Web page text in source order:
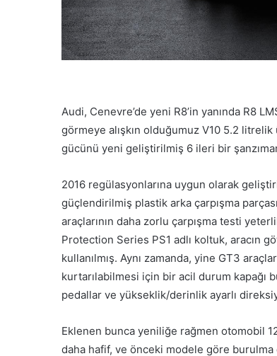
Audi, Cenevre’de yeni R8’in yanında R8
görmeye alışkın olduğumuz V10 5.2
gücünü yeni geliştirilmiş 6 ileri bir
2016 regülasyonlarına uygun olarak
güçlendirilmiş plastik arka çarpışma
araçlarının daha zorlu çarpışma testi
Protection Series PS1 adlı koltuk, aracın
kullanılmış. Aynı zamanda, yine GT3
kurtarılabilmesi için bir acil durum kapağı
pedallar ve yükseklik/derinlik ayarlı
Eklenen bunca yeniliğe rağmen otomobil
daha hafif, ve önceki modele göre